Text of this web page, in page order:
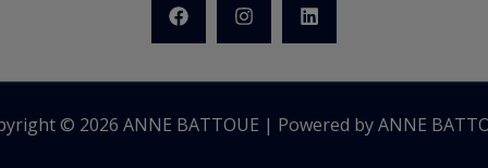
© 2026 ANNE BATTOUE | Powered by ANNE